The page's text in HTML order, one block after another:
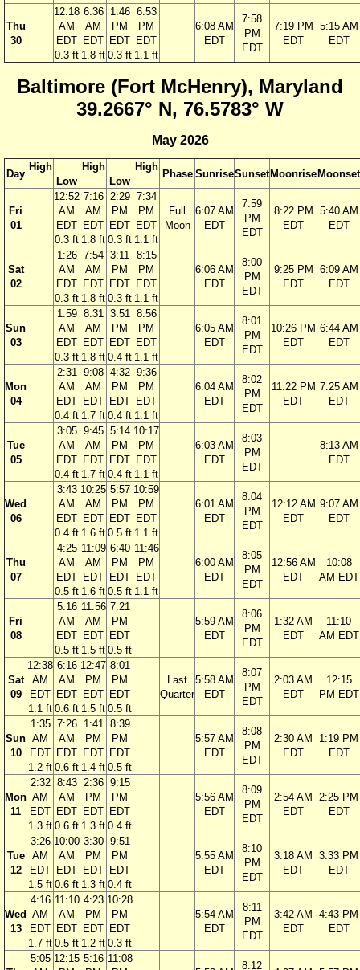
Thu
30
12:18
AM
EDT
0.3 ft
6:36
AM
EDT
1.8 ft
1:46
PM
EDT
0.3 ft
6:53
PM
EDT
1.1 ft
6:08 AM
EDT
7:58
PM
EDT
7:19 PM
EDT
5:15 AM
EDT
Baltimore (Fort McHenry), Maryland
39.2667° N, 76.5783° W
May 2026
Day
High
Low
High
Low
High
Phase SunriseSunset Moonrise Moonset
Fri
01
12:52
AM
EDT
0.3 ft
7:16
AM
EDT
1.8 ft
2:29
PM
EDT
0.3 ft
7:34
PM
EDT
1.1 ft
Full
Moon
6:07 AM
EDT
7:59
PM
EDT
8:22 PM
EDT
5:40 AM
EDT
Sat
02
1:26
AM
EDT
0.3 ft
7:54
AM
EDT
1.8 ft
3:11
PM
EDT
0.3 ft
8:15
PM
EDT
1.1 ft
6:06 AM
EDT
8:00
PM
EDT
9:25 PM
EDT
6:09 AM
EDT
Sun
03
1:59
AM
EDT
0.3 ft
8:31
AM
EDT
1.8 ft
3:51
PM
EDT
0.4 ft
8:56
PM
EDT
1.1 ft
6:05 AM
EDT
8:01
PM
EDT
10:26 PM
EDT
6:44 AM
EDT
Mon
04
2:31
AM
EDT
0.4 ft
9:08
AM
EDT
1.7 ft
4:32
PM
EDT
0.4 ft
9:36
PM
EDT
1.1 ft
6:04 AM
EDT
8:02
PM
EDT
11:22 PM
EDT
7:25 AM
EDT
Tue
05
3:05
AM
EDT
0.4 ft
9:45
AM
EDT
1.7 ft
5:14
PM
EDT
0.4 ft
10:17
PM
EDT
1.1 ft
6:03 AM
EDT
8:03
PM
EDT
8:13 AM
EDT
Wed
06
3:43
AM
EDT
0.4 ft
10:25
AM
EDT
1.6 ft
5:57
PM
EDT
0.5 ft
10:59
PM
EDT
1.1 ft
6:01 AM
EDT
8:04
PM
EDT
12:12 AM
EDT
9:07 AM
EDT
Thu
07
4:25
AM
EDT
0.5 ft
11:09
AM
EDT
1.6 ft
6:40
PM
EDT
0.5 ft
11:46
PM
EDT
1.1 ft
6:00 AM
EDT
8:05
PM
EDT
12:56 AM
EDT
10:08
AM EDT
Fri
08
5:16
AM
EDT
0.5 ft
11:56
AM
EDT
1.5 ft
7:21
PM
EDT
0.5 ft
5:59 AM
EDT
8:06
PM
EDT
1:32 AM
EDT
11:10
AM EDT
Sat
09
12:38
AM
EDT
1.1 ft
6:16
AM
EDT
0.6 ft
12:47
PM
EDT
1.5 ft
8:01
PM
EDT
0.5 ft
Last
Quarter
5:58 AM
EDT
8:07
PM
EDT
2:03 AM
EDT
12:15
PM EDT
Sun
10
1:35
AM
EDT
1.2 ft
7:26
AM
EDT
0.6 ft
1:41
PM
EDT
1.4 ft
8:39
PM
EDT
0.5 ft
5:57 AM
EDT
8:08
PM
EDT
2:30 AM
EDT
1:19 PM
EDT
Mon
11
2:32
AM
EDT
1.3 ft
8:43
AM
EDT
0.6 ft
2:36
PM
EDT
1.3 ft
9:15
PM
EDT
0.4 ft
5:56 AM
EDT
8:09
PM
EDT
2:54 AM
EDT
2:25 PM
EDT
Tue
12
3:26
AM
EDT
1.5 ft
10:00
AM
EDT
0.6 ft
3:30
PM
EDT
1.3 ft
9:51
PM
EDT
0.4 ft
5:55 AM
EDT
8:10
PM
EDT
3:18 AM
EDT
3:33 PM
EDT
Wed
13
4:16
AM
EDT
1.7 ft
11:10
AM
EDT
0.5 ft
4:23
PM
EDT
1.2 ft
10:28
PM
EDT
0.3 ft
5:54 AM
EDT
8:11
PM
EDT
3:42 AM
EDT
4:43 PM
EDT
5:05 12:15 5:16 11:08
8:12